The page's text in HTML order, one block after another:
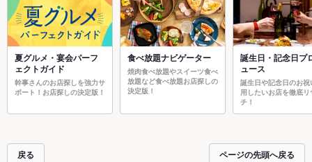
夏グルメ・宴会パーフ
ェクトガイド
幹事さんのお店探しを強力サ
ポート！お店探しの決定版！
食べ放題ナビゲーター
焼肉食べ放題やスイーツ食べ
放題など食べ放題お店探しの
決定版！
誕生日・記念日プ
ュース
誕生日や記念日のお祝
用したいお店を徹底リ
チ！
戻る ページの先頭へ戻る